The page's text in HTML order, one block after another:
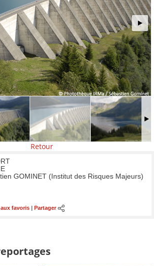
Retour
GOMINET (Institut des Risques Majeurs)
favoris Partager